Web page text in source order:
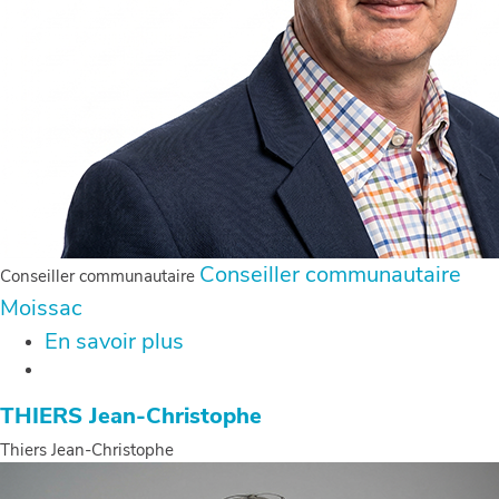
Conseiller communautaire Conseiller communautaire
Moissac
En savoir plus
Olivier
THIERS Jean-Christophe
Thiers Jean-Christophe